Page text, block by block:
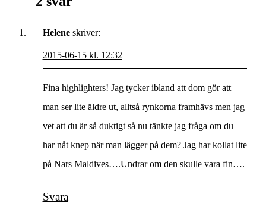
Helene skriver:
2015-06-15 kl. 12:32
Fina highlighters! Jag tycker ibland att dom gör att
man ser lite äldre ut, alltså rynkorna framhävs men jag
vet att du är så duktigt så nu tänkte jag fråga om du
har nåt knep när man lägger på dem? Jag har kollat lite
på Nars Maldives….Undrar om den skulle vara fin….
Svara